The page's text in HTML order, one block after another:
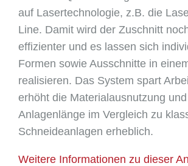
auf Lasertechnologie, z.B. die
Line. Damit wird der Zuschnitt
effizienter und es lassen sich
Formen sowie Ausschnitte in
realisieren. Das System spart
erhöht die Materialausnutzung
Anlagenlänge im Vergleich zu
Schneideanlagen erheblich.
Weitere Informationen zu dieser